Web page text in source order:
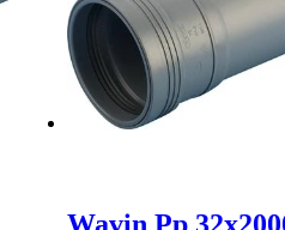
Wavin Pp